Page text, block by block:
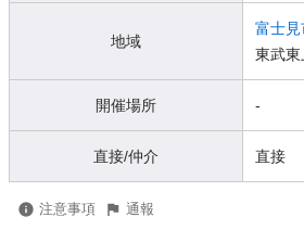
地域
富士見
東武東
開催場所 -
直接/仲介 直接
注意事項 通報